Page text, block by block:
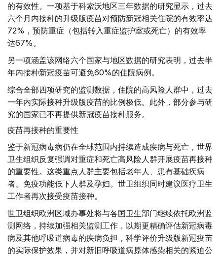
的有效性。一项基于科索沃地区三年数据的研究显示，过去
六个月内接种的升级版疫苗对预防新冠相关住院的有效率达
72%，预防重症（包括转入重症监护室或死亡）的有效率
达67%。
另一项涵盖该网络六个国家与地区数据的研究表明，过去半
年内接种新冠疫苗可避免60%的住院病例。
综合全部四项研究的监测数据，住院的高风险人群中，过去
一年内实际接种升级版疫苗的比例极低。此外，部分参与研
究的国家已不再提供新冠疫苗接种服务。
疫苗再接种的重要性
鉴于新冠病毒病仍在全球范围内持续造成疾病与死亡，世界
卫生组织反复强调对重症和死亡高风险人群开展疫苗再接种
的重要性。这类重点人群主要包括老年人、患有基础疾病
者、免疫功能低下人群及孕妇。世卫组织同时建议医疗卫生
工作者再次接受疫苗接种。
世卫组织欧洲区域办事处将与各国卫生部门继续依托欧洲监
测网络，持续加强相关监测工作，以期更精确评估新冠病毒
病及其他呼吸道病毒的疾病负担，科学评价升级版新冠疫苗
的实际保护效果，并对新旧呼吸道病原体感染相关的紧迫公